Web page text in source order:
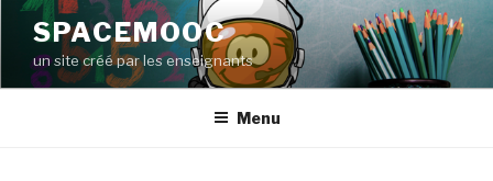
SPACEMOOC
un site créé par les enseignants
Menu